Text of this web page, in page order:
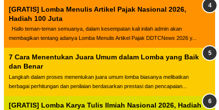
[GRATIS] Lomba Menulis Artikel Pajak Nasional 2026,
Hadiah 100 Juta
Hallo teman-teman semuanya, dalam kesempatan kali inilah admin akan
membagikan tentang adanya Lomba Menulis Artikel Pajak DDTCNews 2026 y...
7 Cara Menentukan Juara Umum dalam Lomba yang Baik
dan Benar
Langkah dalam proses menentukan juara umum lomba biasanya melibatkan
berbagai perhitungan dan penilaian berdasarkan prestasi dan pencapaian...
[GRATIS] Lomba Karya Tulis Ilmiah Nasional 2026, Hadiah